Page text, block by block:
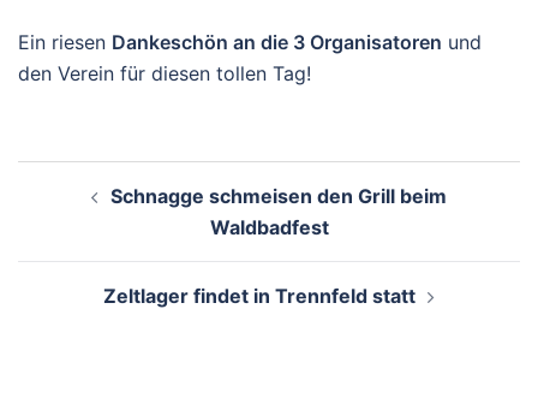
Ein riesen Dankeschön an die 3 Organisatoren und
den Verein für diesen tollen Tag!
Schnagge schmeisen den Grill beim
Waldbadfest
Zeltlager findet in Trennfeld statt